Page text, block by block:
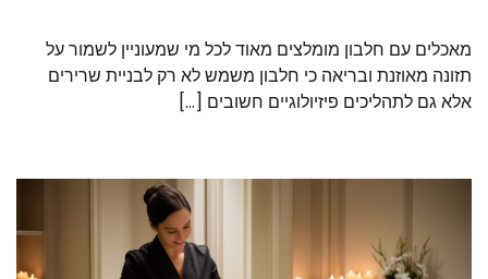
מאכלים עם חלבון מומלצים מאוד לכל מי שמעוניין לשמור על
תזונה מאוזנת ובריאה כי חלבון משמש לא רק לבניית שרירים
אלא גם לתהליכים פיזיולוגיים חשובים […]